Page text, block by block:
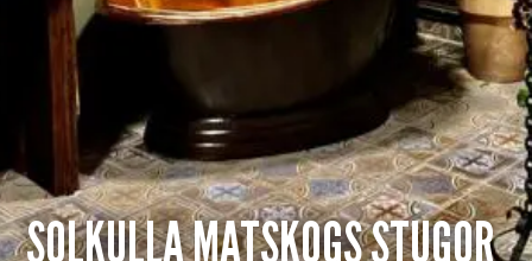
SOLKULLA MATSKOGS STUGOR